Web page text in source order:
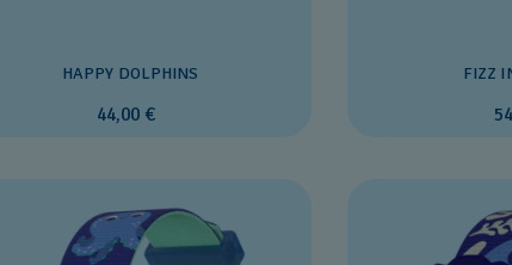
HAPPY DOLPHINS
44,00 €
FIZZ